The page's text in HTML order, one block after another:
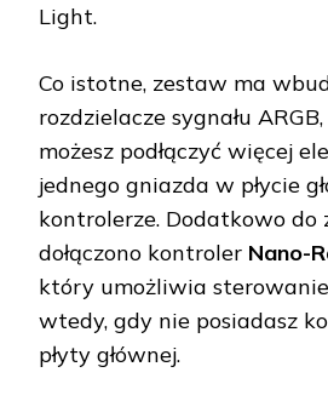
Light.
Co istotne, zestaw ma
rozdzielacze sygnału
możesz podłączyć więcej
jednego gniazda w płycie
kontrolerze. Dodatkowo do
dołączono kontroler Nano-
który umożliwia
wtedy, gdy nie posiadasz
płyty głównej.